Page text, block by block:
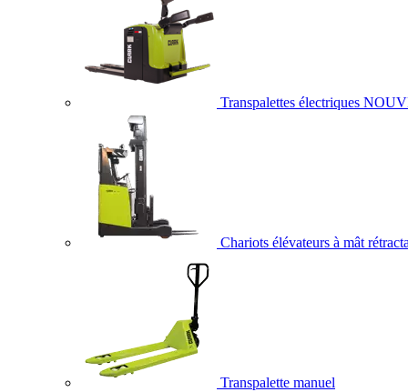
Transpalettes électriques
Chariots élévateurs à mât
Transpalette manuel